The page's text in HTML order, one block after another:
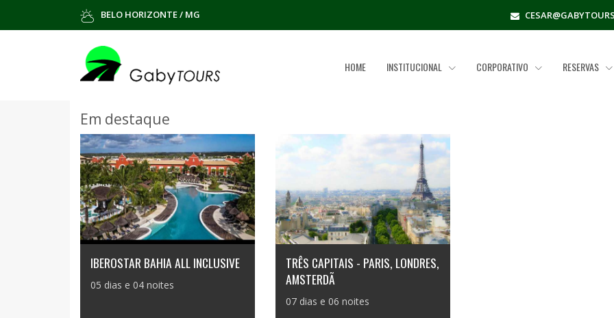
BELO HORIZONTE / MG
HOME INSTITUCIONAL CORPORATIVO RESERVAS
Em destaque
IBEROSTAR BAHIA ALL INCLUSIVE
05 dias e 04 noites
TRÊS CAPITAIS - PARIS, LONDRES,
AMSTERDÃ
07 dias e 06 noites